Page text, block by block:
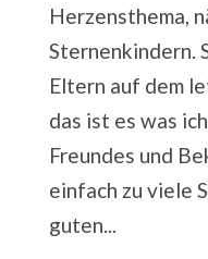
Herzensthema,
Sternenkindern.
Eltern auf dem
das ist es was
Freundes und
einfach zu viele
guten...